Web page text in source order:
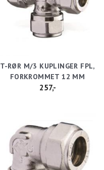
T-RØR M/3 KUPLINGER FPL,
FORKROMMET 12 MM
257,-